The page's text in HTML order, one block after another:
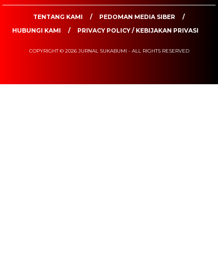
TENTANG KAMI
PEDOMAN MEDIA SIBER
HUBUNGI KAMI
PRIVACY POLICY / KEBIJAKAN PRIVASI
COPYRIGHT © 2026 JURNAL SUKABUMI - ALL RIGHTS RESERVED